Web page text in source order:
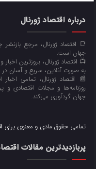
درباره اقتصاد ژورنال
📑 اقتصاد ژورنال، مرجع
جهان است.
📺 اقتصاد ژورنال، بروزترین
به صورت آنلاین، سریع و آسان در
📰 اقتصاد ژورنال، تمامی
روزنامه‌ها و مجلات اقتصادی و
جهان گردآوری می‌کند.
تمامی حقوق مادی و معنوی برای
پربازدیدترین مقالات